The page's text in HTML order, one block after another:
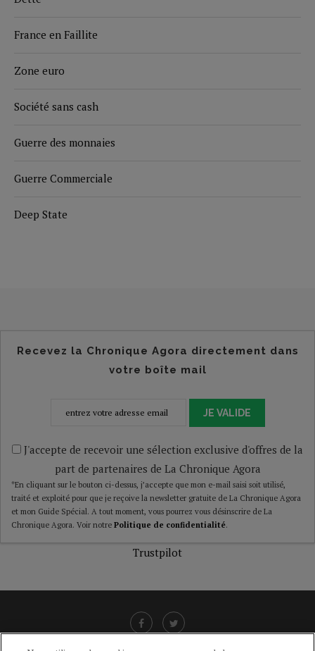
France en Faillite
Zone euro
Société sans cash
Guerre des monnaies
Guerre Commerciale
Deep State
Recevez la Chronique Agora directement dans
votre boîte mail
JE VALIDE
J'accepte de recevoir une sélection exclusive d'offres de la
part de partenaires de La Chronique Agora
*En cliquant sur le bouton ci-dessus, j’accepte que mon e-mail saisi soit utilisé,
traité et exploité pour que je reçoive la newsletter gratuite de La Chronique Agora
et mon Guide Spécial. A tout moment, vous pourrez vous désinscrire de La
Chronique Agora. Voir notre Politique de confidentialité.
Trustpilot